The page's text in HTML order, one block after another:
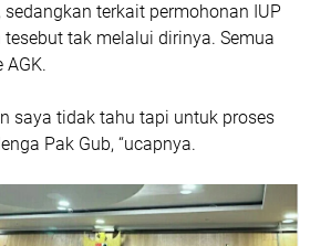
terkait permohonan IUP
tak melalui dirinya. Semua
saya tidak tahu tapi untuk proses
Pak Gub, “ucapnya.